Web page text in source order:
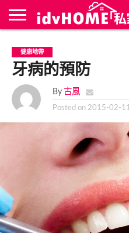
新
文
章
聯
絡
我
們
首
頁
健康地帶
牙病的預防
By 古風
Posted on 2015-02-11